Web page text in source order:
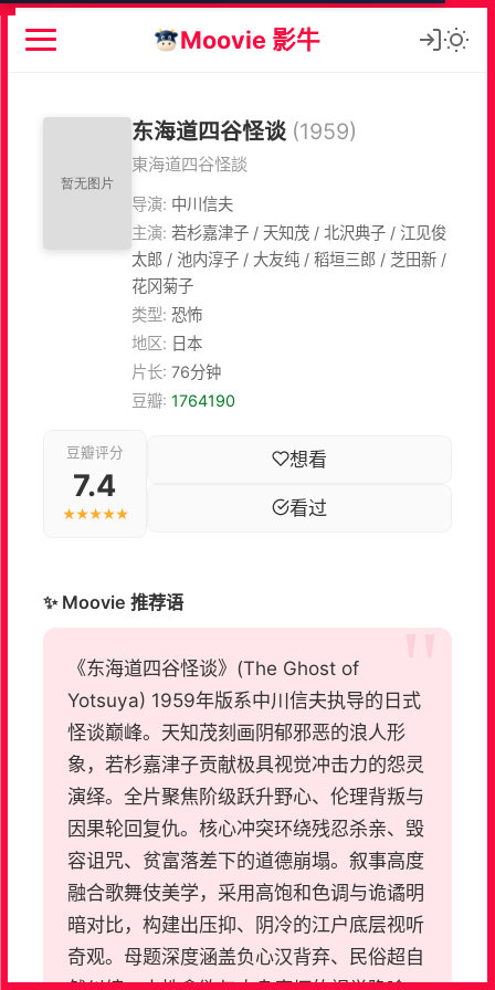
Moovie 影牛
东海道四谷怪谈 (1959)
東海道四谷怪談
导演: 中川信夫
主演: 若杉嘉津子 / 天知茂 / 北沢典子 / 江见俊
太郎 / 池内淳子 / 大友纯 / 稻垣三郎 / 芝田新 /
花冈菊子
类型: 恐怖
地区: 日本
片长: 76分钟
豆瓣: 1764190
豆瓣评分
7.4
★★★★★
想看
看过
✨ Moovie 推荐语
《东海道四谷怪谈》(The Ghost of
Yotsuya) 1959年版系中川信夫执导的日式
怪谈巅峰。天知茂刻画阴郁邪恶的浪人形
象，若杉嘉津子贡献极具视觉冲击力的怨灵
演绎。全片聚焦阶级跃升野心、伦理背叛与
因果轮回复仇。核心冲突环绕残忍杀亲、毁
容诅咒、贫富落差下的道德崩塌。叙事高度
融合歌舞伎美学，采用高饱和色调与诡谲明
暗对比，构建出压抑、阴冷的江户底层视听
奇观。母题深度涵盖负心汉背弃、民俗超自